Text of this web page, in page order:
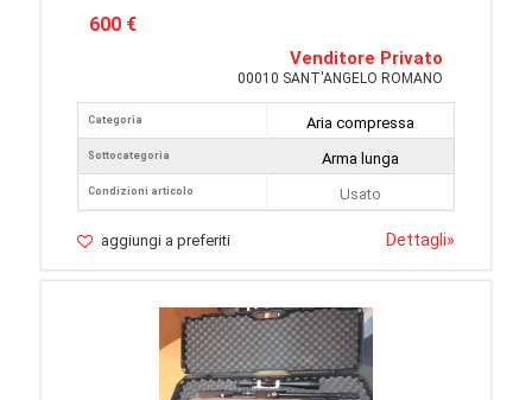
600 €
Venditore Privato
00010 SANT'ANGELO ROMANO
Categoria
Sottocategoria
Condizioni articolo
Aria compressa
Arma lunga
Usato
aggiungi a preferiti Dettagli»